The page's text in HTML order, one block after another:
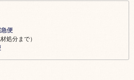
便
処分まで）